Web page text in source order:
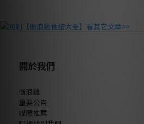
關於我們
衝浪雞
重要公告
媒體推薦